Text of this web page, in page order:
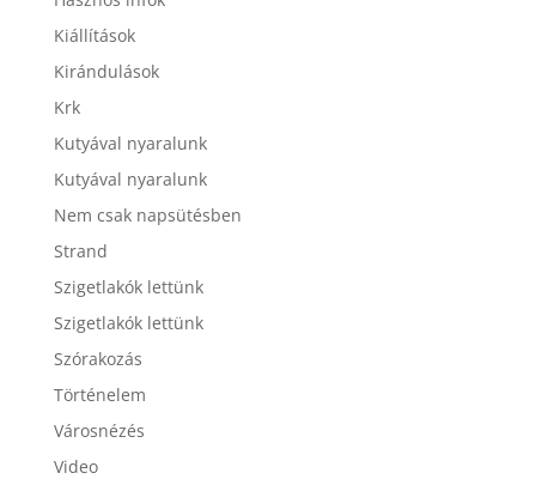
Kiállítások
Kirándulások
Krk
Kutyával nyaralunk
Kutyával nyaralunk
Nem csak napsütésben
Strand
Szigetlakók lettünk
Szigetlakók lettünk
Szórakozás
Történelem
Városnézés
Video